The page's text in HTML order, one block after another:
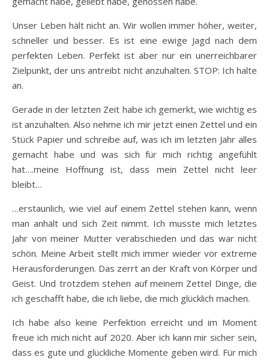
Unser Leben hält nicht an. Wir wollen immer höher, weiter,
schneller und besser. Es ist eine ewige Jagd nach dem
perfekten Leben. Perfekt ist aber nur ein unerreichbarer
Zielpunkt, der uns antreibt nicht anzuhalten. STOP: Ich halte
an.
Gerade in der letzten Zeit habe ich gemerkt, wie wichtig es
ist anzuhalten. Also nehme ich mir jetzt einen Zettel und ein
Stück Papier und schreibe auf, was ich im letzten Jahr alles
gemacht habe und was sich für mich richtig angefühlt
hat….meine Hoffnung ist, dass mein Zettel nicht leer
bleibt…
…erstaunlich, wie viel auf einem Zettel stehen kann, wenn
man anhält und sich Zeit nimmt. Ich musste mich letztes
Jahr von meiner Mutter verabschieden und das war nicht
schön. Meine Arbeit stellt mich immer wieder vor extreme
Herausforderungen. Das zerrt an der Kraft von Körper und
Geist. Und trotzdem stehen auf meinem Zettel Dinge, die
ich geschafft habe, die ich liebe, die mich glücklich machen.
Ich habe also keine Perfektion erreicht und im Moment
freue ich mich nicht auf 2020. Aber ich kann mir sicher sein,
dass es gute und glückliche Momente geben wird. Für mich